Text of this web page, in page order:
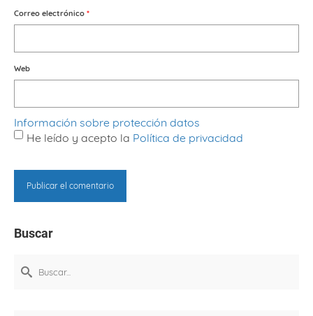
Correo electrónico *
Web
Información sobre protección datos
He leído y acepto la Política de privacidad
Buscar
por: